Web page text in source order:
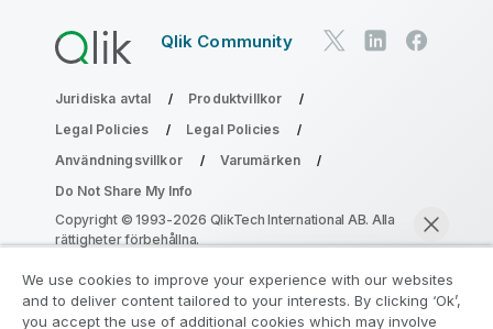
Qlik Community
Juridiska avtal
Produktvillkor
Legal Policies
Legal Policies
Användningsvillkor
Varumärken
Do Not Share My Info
Copyright © 1993-2026 QlikTech International AB. Alla
rättigheter förbehållna.
Gå med i programmet Analytics
We use cookies to improve your experience with our websites
and to deliver content tailored to your interests. By clicking ‘Ok’,
you accept the use of additional cookies which may involve